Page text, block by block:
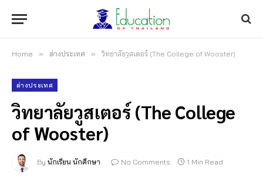
Home » ต่างประเทศ » วิทยาลัยวูสเตอร์ (The College of Wooster)
ต่างประเทศ
วิทยาลัยวูสเตอร์ (The College
of Wooster)
By นักเรียน นักศึกษา No Comments 1 Min Read